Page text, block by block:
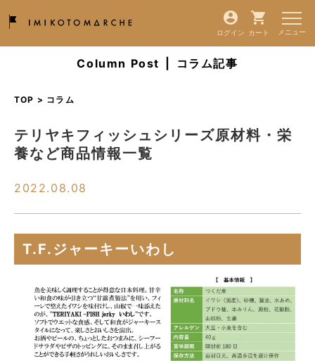
ログイン カート
Column Post コラム記事
TOP > コラム
テリヤキフィッシュシリーズ原材料・栄
養など商品情報一覧
2022.08.08
T.F.ジャーキーいわし